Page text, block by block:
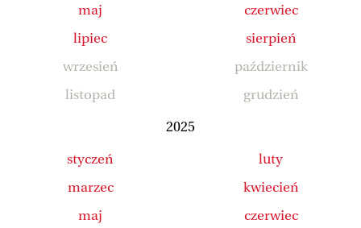
maj
czerwiec
lipiec
sierpień
wrzesień
październik
listopad
grudzień
2025
styczeń
luty
marzec
kwiecień
maj
czerwiec